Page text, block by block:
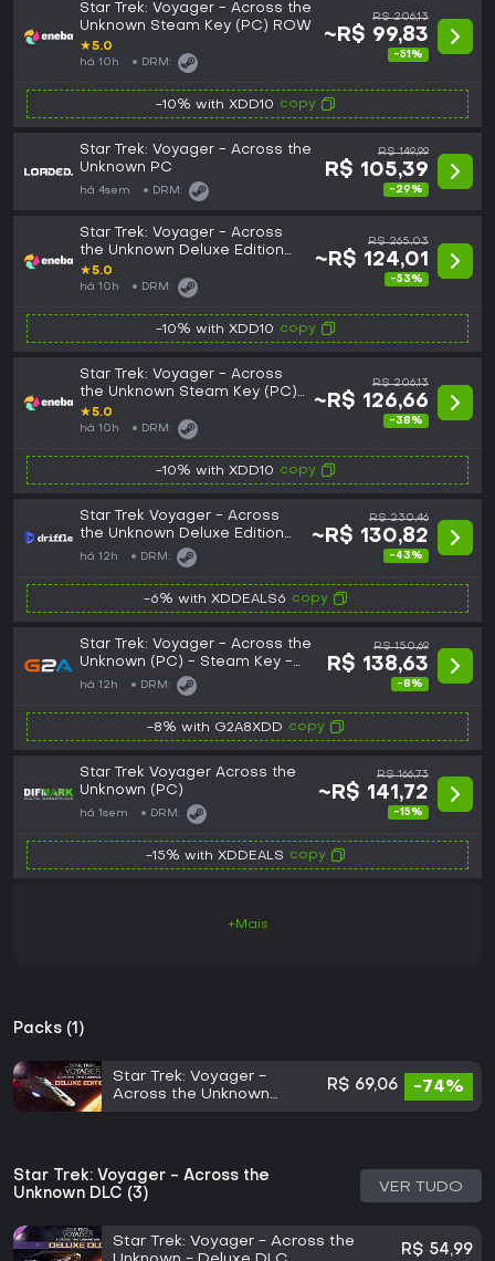
Star Trek: Voyager - Across the
Unknown Steam Key (PC) ROW
★5.0
há 10h DRM:
R$ 206,13
~R$ 99,83
-51%
-10% with XDD10 copy
Star Trek: Voyager - Across the
Unknown PC
há 4sem DRM:
R$ 149,99
R$ 105,39
-29%
Star Trek: Voyager - Across
the Unknown Deluxe Edition
Steam Key (PC) GLOBAL
★5.0
há 10h DRM:
R$ 265,03
~R$ 124,01
-53%
-10% with XDD10 copy
Star Trek: Voyager - Across
the Unknown Steam Key (PC)
GLOBAL
★5.0
há 10h DRM:
R$ 206,13
~R$ 126,66
-38%
-10% with XDD10 copy
Star Trek Voyager - Across
the Unknown Deluxe Edition
(Global) (PC) - Steam -
há 12h DRM:
R$ 230,46
~R$ 130,82
-43%
-6% with XDDEALS6 copy
Star Trek: Voyager - Across the
Unknown (PC) - Steam Key -
GLOBAL
há 12h DRM:
R$ 150,69
R$ 138,63
-8%
-8% with G2A8XDD copy
Star Trek Voyager Across the
Unknown (PC)
há 1sem DRM:
R$ 166,73
~R$ 141,72
-15%
-15% with XDDEALS copy
+Mais
Packs (1)
Star Trek: Voyager -
Across the Unknown
R$ 69,06 -74%
Star Trek: Voyager - Across the
Unknown DLC (3)
VER TUDO
Star Trek: Voyager - Across the
R$ 54,99